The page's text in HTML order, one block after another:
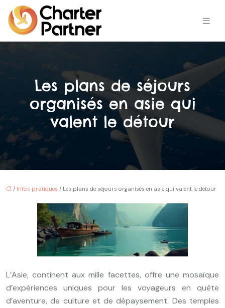
Les plans de séjours
organisés en asie qui
valent le détour
/ Infos pratiques / Les plans de séjours organisés en asie qui valent le détour
L’Asie, continent aux mille facettes, offre une mosaïque
d’expériences uniques pour les voyageurs en quête
d’aventure, de culture et de dépaysement. Des temples